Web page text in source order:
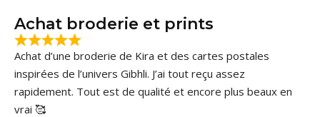
Achat broderie et prints
Achat d’une broderie de Kira et des cartes postales
inspirées de l’univers Gibhli. J’ai tout reçu assez
rapidement. Tout est de qualité et encore plus beaux en
vrai 🥰